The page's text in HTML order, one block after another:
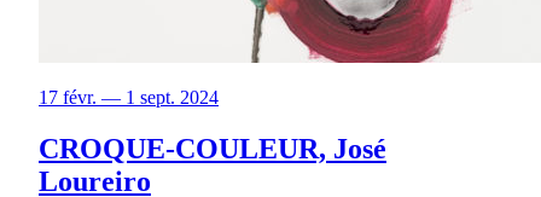
17 févr. — 1 sept. 2024
CROQUE-COULEUR, José
Loureiro